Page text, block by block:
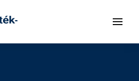
Menü